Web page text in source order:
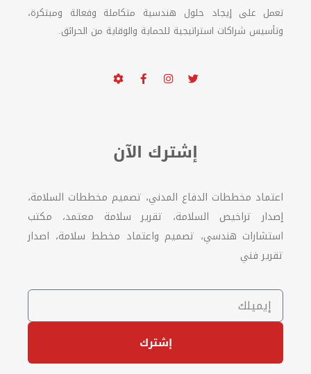
تعمل على إيجاد حلول هندسية متكاملة وفعالة ومبتكرة،
وتأسيس شراكات استراتيجية للحماية والوقاية من الحرائق.
إشترك الآن
اعتماد مخططات الدفاع المدني، تصميم مخططات السلامة،
إصدار تراخيص السلامة، تقرير سلامة معتمد، مكتب
استشارات هندسي، تصميم واعتماد مخطط سلامة، اصدار
تقرير فني
إشترك